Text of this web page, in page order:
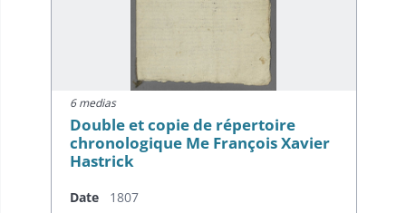
6 medias
Double et copie de répertoire
chronologique Me François Xavier
Hastrick
Date
1807